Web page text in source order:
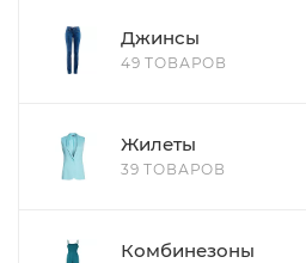
Джинсы
49 ТОВАРОВ
Жилеты
39 ТОВАРОВ
Комбинезоны